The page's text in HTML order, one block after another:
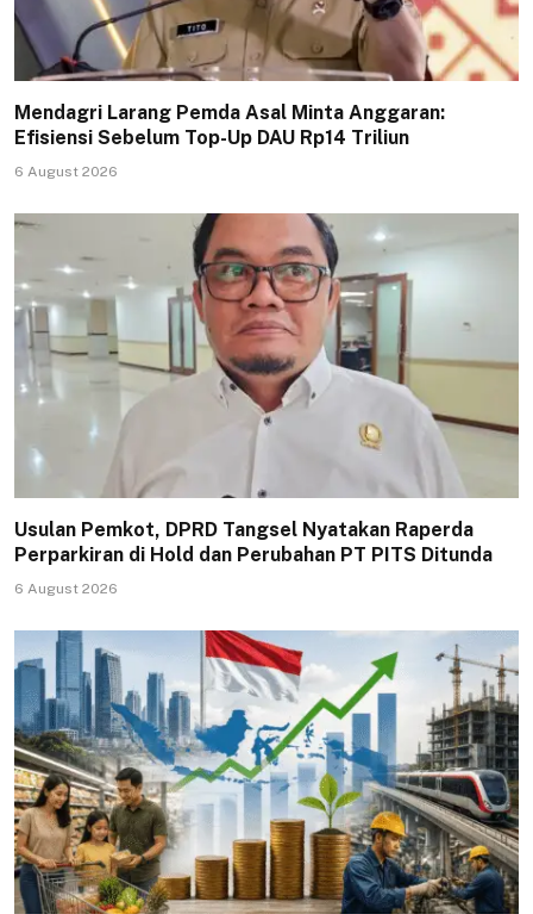
Mendagri Larang Pemda Asal Minta Anggaran:
Efisiensi Sebelum Top-Up DAU Rp14 Triliun
6 August 2026
Usulan Pemkot, DPRD Tangsel Nyatakan Raperda
Perparkiran di Hold dan Perubahan PT PITS Ditunda
6 August 2026